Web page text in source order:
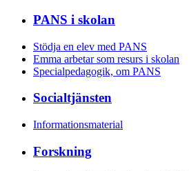
PANS i skolan
Stödja en elev med PANS
Emma arbetar som resurs i skolan
Specialpedagogik, om PANS
Socialtjänsten
Informationsmaterial
Forskning